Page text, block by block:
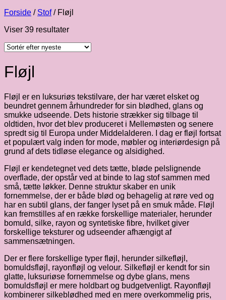
Forside / Stof /Fløjl
Viser 39 resultaterSorteret
seneste
Fløjl
Fløjl er en luksuriøs tekstilvare, der har været elsket og
beundret gennem århundreder for sin blødhed, glans og
smukke udseende. Dets historie strækker sig tilbage til
oldtiden, hvor det blev produceret i Mellemøsten og senere
spredt sig til Europa under Middelalderen. I dag er fløjl fortsat
et populært valg inden for mode, møbler og interiørdesign på
grund af dets tidløse elegance og alsidighed.
Fløjl er kendetegnet ved dets tætte, bløde pelslignende
overflade, der opstår ved at binde to lag stof sammen med
små, tætte løkker. Denne struktur skaber en unik
fornemmelse, der er både blød og behagelig at røre ved og
har en subtil glans, der fanger lyset på en smuk måde. Fløjl
kan fremstilles af en række forskellige materialer, herunder
bomuld, silke, rayon og syntetiske fibre, hvilket giver
forskellige teksturer og udseender afhængigt af
sammensætningen.
Der er flere forskellige typer fløjl, herunder silkefløjl,
bomuldsfløjl, rayonfløjl og velour. Silkefløjl er kendt for sin
glatte, luksuriøse fornemmelse og dybe glans, mens
bomuldsfløjl er mere holdbart og budgetvenligt. Rayonfløjl
kombinerer silkeblødhed med en mere overkommelig pris,